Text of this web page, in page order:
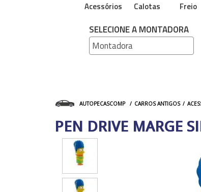
Acessórios Calotas Freio
SELECIONE A MONTADORA
AUTOPECASCOMP CARROS ANTIGOS
PEN DRIVE MARGE